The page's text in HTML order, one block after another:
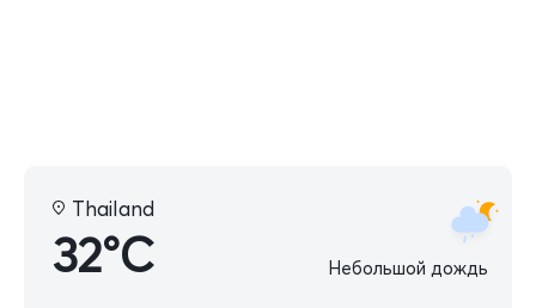
Thailand
32°C Небольшой дождь